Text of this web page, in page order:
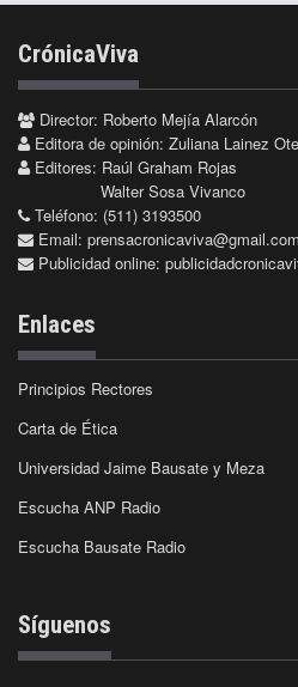
CrónicaViva
Director: Roberto Mejía Alarcón
Editora de opinión: Zuliana Lainez
Editores: Raúl Graham Rojas
Walter Sosa Vivanco
Teléfono: (511) 3193500
Email: prensacronicaviva@gmail.com
Publicidad online:
Enlaces
Principios Rectores
Carta de Ética
Universidad Jaime Bausate y Meza
Escucha ANP Radio
Escucha Bausate Radio
Síguenos